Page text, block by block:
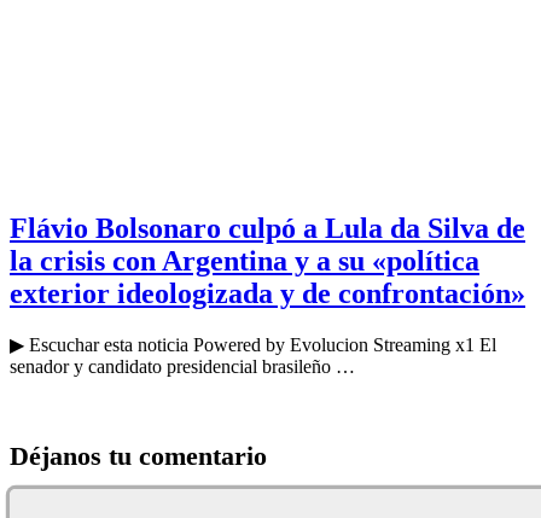
Flávio Bolsonaro culpó a Lula da Silva de
la crisis con Argentina y a su «política
exterior ideologizada y de confrontación»
▶ Escuchar esta noticia Powered by Evolucion Streaming x1 El
senador y candidato presidencial brasileño …
Déjanos tu comentario